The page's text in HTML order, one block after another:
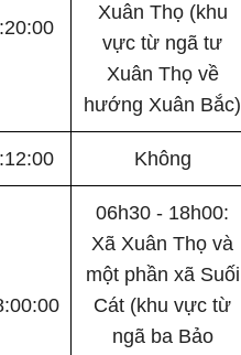
Xuân Thọ (khu
vực từ ngã tư
Xuân Thọ về
hướng Xuân Bắc)
Không
06h30 - 18h00:
Xã Xuân Thọ và
một phần xã Suối
Cát (khu vực từ
ngã ba Bảo